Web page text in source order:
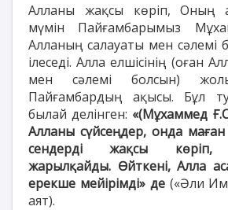
Алланы жақсы көріп, Оның
мүмін Пайғамбарымыз
Алланың салауаты мен сәлемі
ілеседі. Алла елшісінің (оған
мен сәлемі болсын)
Пайғамбардың ақысы. Бұл
былай делінген: «(Мұхаммед
Алланы сүйсеңдер, онда маған
сендерді жақсы көріп,
жарылқайды. Өйткені, Алла
ерекше мейірімді» де(«Әли
аят).